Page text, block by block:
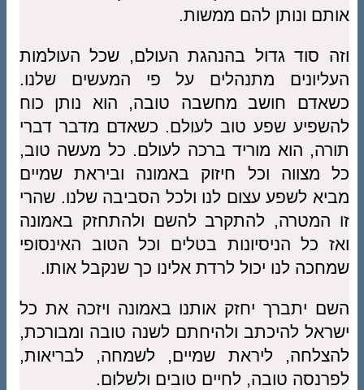
אותם ונותן להם ממשות.
וזה סוד גדול בהנהגת העולם, שכל העולמות
העליונים מתנהלים על פי המעשים שלנו.
כשאדם חושב מחשבה טובה, הוא נותן כוח
להשפיע שפע טוב לעולם. כשאדם מדבר דברי
תורה, הוא מוריד ברכה לעולם. כל מעשה טוב,
כל מצווה וכל חיזוק באמונה וביראת שמיים
מביא לשפע עצום לנו ולכל הסביבה שלנו. שהרי
זו המטרה, להתקרב להשם ולהתחזק באמונה
ואז כל הניסיונות בטלים וכל הטוב האינסופי
שמחכה לנו יכול לרדת אלינו כך שנקבל אותו.
השם יתברך יחזק אותנו באמונה ויזכה את כל
ישראל להיכתב ולהיחתם לשנה טובה ומבורכת,
להצלחה, ליראת שמיים, לשמחה, לבריאות,
לפרנסה טובה, לחיים טובים ולשלום.